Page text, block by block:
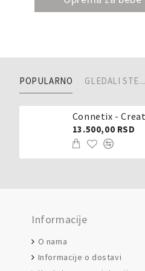
POPULARNO GLEDALI STE...
13.500,00 RSD
Informacije
O nama
Informacije o dostavi